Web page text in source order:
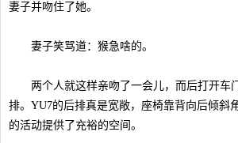
妻子并吻住了她。
妻子笑骂道：猴急啥的。
两个人就这样亲吻了一会儿，而后打开车
排。YU7的后排真是宽敞，座椅靠背向后倾斜
的活动提供了充裕的空间。